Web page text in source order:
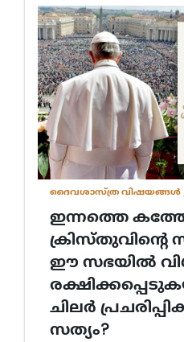
ദൈവശാസ്ത്ര വിഷയങ്ങള്‍
ഇന്നത്തെ
ക്രിസ്തുവിന്റെ
ഈ സഭയിൽ
ചിലർ
സത്യം?